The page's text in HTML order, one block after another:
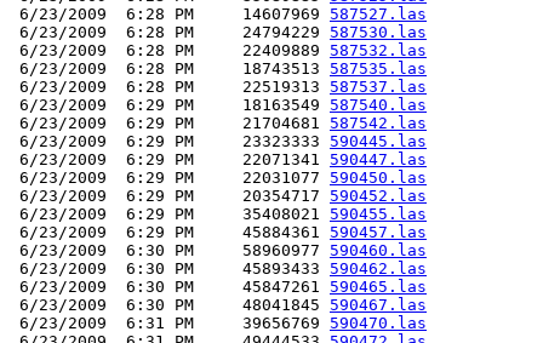
6/23/2009  6:28 PM     14607969 587527.las
6/23/2009  6:28 PM     24794229 587530.las
6/23/2009  6:28 PM     22409889 587532.las
6/23/2009  6:28 PM     18743513 587535.las
6/23/2009  6:28 PM     22519313 587537.las
6/23/2009  6:29 PM     18163549 587540.las
6/23/2009  6:29 PM     21704681 587542.las
6/23/2009  6:29 PM     23323333 590445.las
6/23/2009  6:29 PM     22071341 590447.las
6/23/2009  6:29 PM     22031077 590450.las
6/23/2009  6:29 PM     20354717 590452.las
6/23/2009  6:29 PM     35408021 590455.las
6/23/2009  6:29 PM     45884361 590457.las
6/23/2009  6:30 PM     58960977 590460.las
6/23/2009  6:30 PM     45893433 590462.las
6/23/2009  6:30 PM     45847261 590465.las
6/23/2009  6:30 PM     48041845 590467.las
6/23/2009  6:31 PM     39656769 590470.las